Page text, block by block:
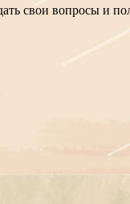
свои вопросы и